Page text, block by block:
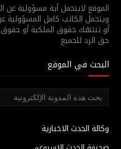
الموقع لايتحمل أية مسؤولية عن
ويتحمل الكاتب كامل المسؤولية
أو تنتهك حقوق الملكية أو
حق الرد للجميع
البحث في الموقع
وكالة الحدث الاخبارية